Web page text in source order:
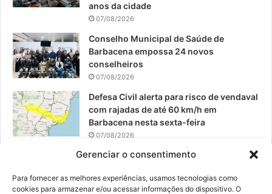
Gerenciar o consentimento
Para fornecer as melhores experiências, usamos tecnologias como
cookies para armazenar e/ou acessar informações do dispositivo. O
anos da cidade
07/08/2026
Conselho Municipal de Saúde de
Barbacena empossa 24 novos
conselheiros
07/08/2026
Defesa Civil alerta para risco de vendaval
com rajadas de até 60 km/h em
Barbacena nesta sexta-feira
07/08/2026
EPCAR tem a melhor nota do IDEB no
06/08/2026